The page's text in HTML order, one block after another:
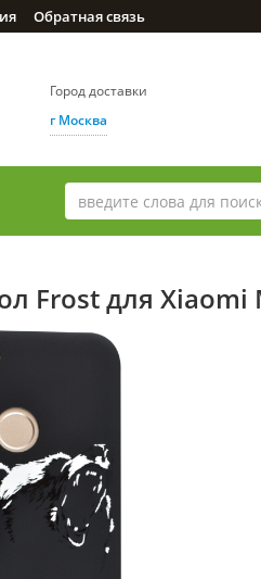
Обратная связь
Город доставки
г Москва
Frost для Xiaomi